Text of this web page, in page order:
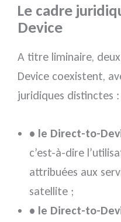
Le cadre
Device
A titre liminaire,
Device coexistent,
juridiques distinctes :
• le Direct-to-
c’est-à-dire
attribuées aux
satellite ;
• le Direct-to-